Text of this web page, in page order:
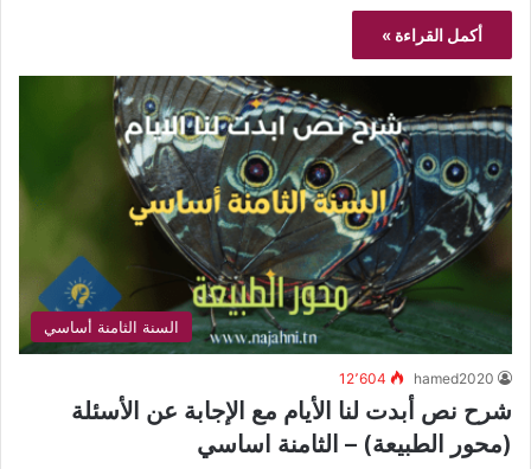
أكمل القراءة »
السنة الثامنة أساسي
hamed2020 12٬604
شرح نص أبدت لنا الأيام مع الإجابة عن الأسئلة
(محور الطبيعة) – الثامنة اساسي